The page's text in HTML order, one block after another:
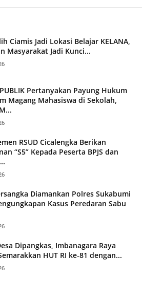
Ciamis Jadi Lokasi Belajar KELANA,
Masyarakat Jadi Kunci...
PUBLIK Pertanyakan Payung Hukum
Magang Mahasiswa di Sekolah,
RSUD Cicalengka Berikan
“S5” Kepada Peserta BPJS dan
Diamankan Polres Sukabumi
Kasus Peredaran Sabu
Dipangkas, Imbanagara Raya
HUT RI ke-81 dengan...